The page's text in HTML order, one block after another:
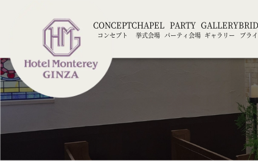
CONCEPT
コンセプト
CHAPEL
挙式会場
PARTY
パーティ会場
GALLERY
ギャラリー ブラ